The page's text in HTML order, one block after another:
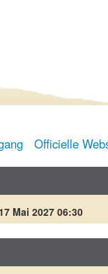
Officielle
Mai 2027 06:30